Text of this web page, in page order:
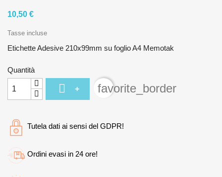
10,50 €
Tasse incluse
Etichette Adesive 210x99mm su foglio A4 Memotak
Quantità
 + favorite_border
Tutela dati ai sensi del GDPR!
Ordini evasi in 24 ore!